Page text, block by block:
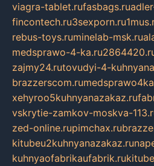
viagra-tablet.rufasbags.ru
fincontech.ru3sexporn.ru
rebus-toys.ruminelab-msk.ru
medsprawo-4-ka.ru
zajmy24.rutovudyi-4-
brazzerscom.ru
xehyroo5kuhnyanazakaz.ru
vskrytie-zamkov-moskva-
zed-online.rupimchax.ru
kitubeu2kuhnyanazakaz.ru
kuhnyaofabrikaufabrik.ru